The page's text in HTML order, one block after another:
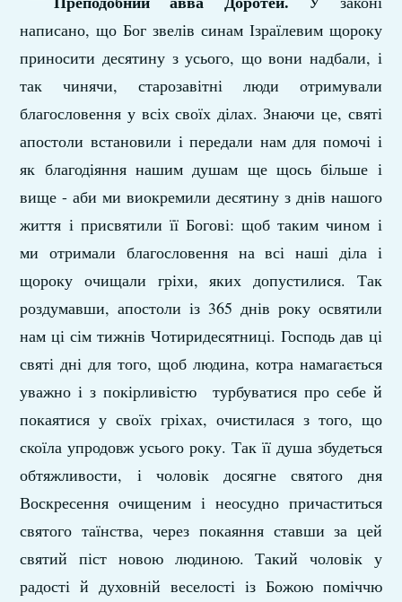
написано, що Бог звелів синам Ізраїлевим щороку
приносити десятину з усього, що вони надбали, і
так чинячи, старозавітні люди отримували
благословення у всіх своїх ділах. Знаючи це, святі
апостоли встановили і передали нам для помочі і
як благодіяння нашим душам ще щось більше і
вище - аби ми виокремили десятину з днів нашого
життя і присвятили її Богові: щоб таким чином і
ми отримали благословення на всі наші діла і
щороку очищали гріхи, яких допустилися. Так
роздумавши, апостоли із 365 днів року освятили
нам ці сім тижнів Чотиридесятниці. Господь дав ці
святі дні для того, щоб людина, котра намагається
уважно і з покірливістю турбуватися про себе й
покаятися у своїх гріхах, очистилася з того, що
скоїла упродовж усього року. Так її душа збудеться
обтяжливости, і чоловік досягне святого дня
Воскресення очищеним і неосудно причаститься
святого таїнства, через покаяння ставши за цей
святий піст новою людиною. Такий чоловік у
радості й духовній веселості із Божою поміччю